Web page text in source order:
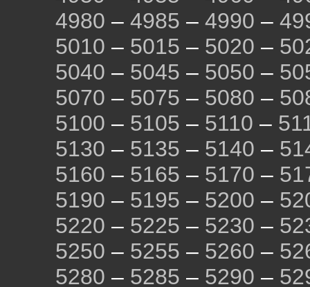
4980 – 4985 – 4990 –
5010 – 5015 – 5020 –
5040 – 5045 – 5050 –
5070 – 5075 – 5080 –
5100 – 5105 – 5110 –
5130 – 5135 – 5140 –
5160 – 5165 – 5170 –
5190 – 5195 – 5200 –
5220 – 5225 – 5230 –
5250 – 5255 – 5260 –
5280 – 5285 – 5290 –